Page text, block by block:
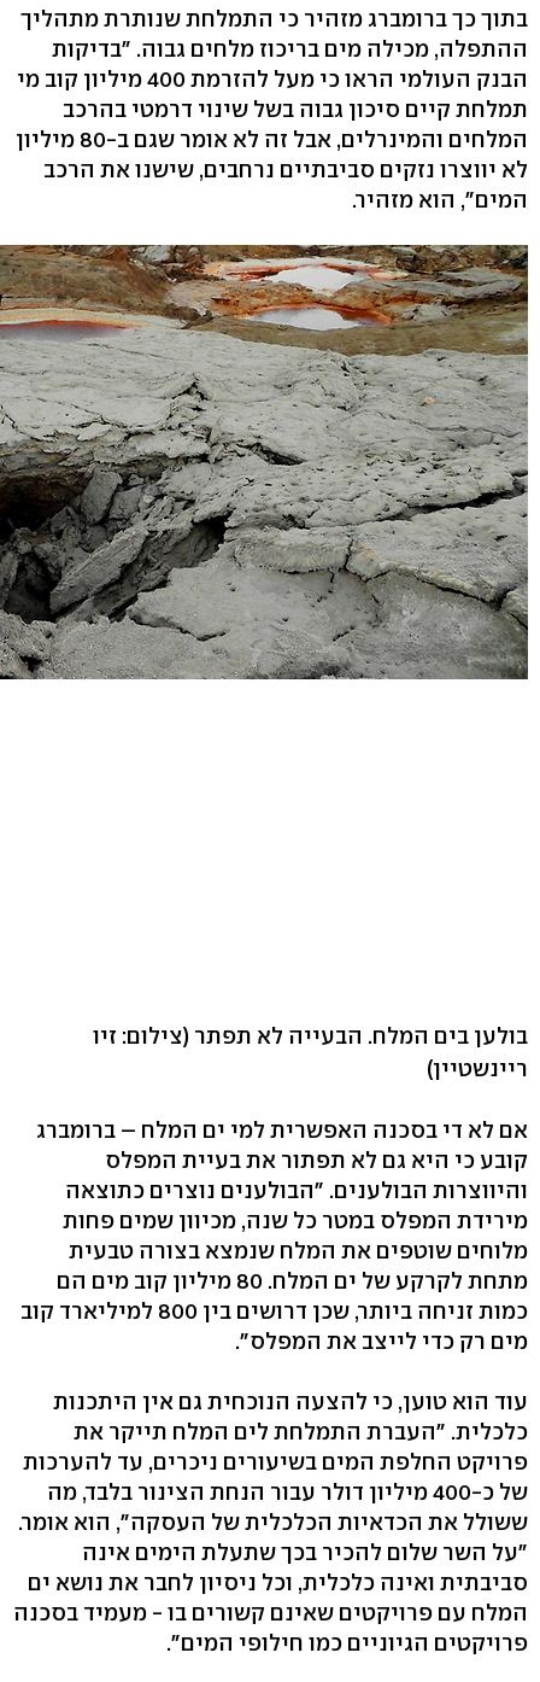
בתוך כך ברומברג מזהיר כי התמלחת שנותרת מתהליך
ההתפלה, מכילה מים בריכוז מלחים גבוה. "בדיקות
הבנק העולמי הראו כי מעל להזרמת 400 מיליון קוב מי
תמלחת קיים סיכון גבוה בשל שינוי דרמטי בהרכב
המלחים והמינרלים, אבל זה לא אומר שגם ב-80 מיליון
לא יווצרו נזקים סביבתיים נרחבים, שישנו את הרכב
המים", הוא מזהיר.
בולען בים המלח. הבעייה לא תפתר (צילום: זיו
ריינשטיין)
אם לא די בסכנה האפשרית למי ים המלח – ברומברג
קובע כי היא גם לא תפתור את בעיית המפלס
והיווצרות הבולענים. "הבולענים נוצרים כתוצאה
מירידת המפלס במטר כל שנה, מכיוון שמים פחות
מלוחים שוטפים את המלח שנמצא בצורה טבעית
מתחת לקרקע של ים המלח. 80 מיליון קוב מים הם
כמות זניחה ביותר, שכן דרושים בין 800 למיליארד קוב
מים רק כדי לייצב את המפלס".
עוד הוא טוען, כי להצעה הנוכחית גם אין היתכנות
כלכלית. "העברת התמלחת לים המלח תייקר את
פרויקט החלפת המים בשיעורים ניכרים, עד להערכות
של כ-400 מיליון דולר עבור הנחת הצינור בלבד, מה
ששולל את הכדאיות הכלכלית של העסקה", הוא אומר.
"על השר שלום להכיר בכך שתעלת הימים אינה
סביבתית ואינה כלכלית, וכל ניסיון לחבר את נושא ים
המלח עם פרויקטים שאינם קשורים בו - מעמיד בסכנה
פרויקטים הגיוניים כמו חילופי המים".